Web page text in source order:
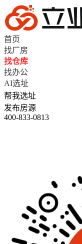
首页
找厂房
找仓库
找办公
AI选址
帮我选址
发布房源
400-833-0813